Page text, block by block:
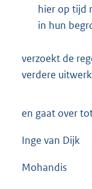
hier op tijd
in hun
verzoekt de
verdere
en gaat over
Inge van Dijk
Mohandis